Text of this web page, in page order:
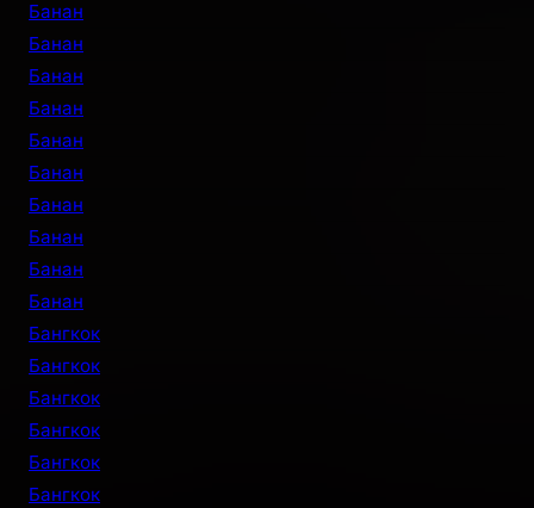
Банан
Банан
Банан
Банан
Банан
Банан
Банан
Банан
Банан
Банан
Бангкок
Бангкок
Бангкок
Бангкок
Бангкок
Бангкок